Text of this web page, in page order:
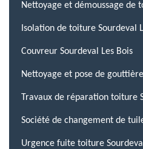
Nettoyage et démoussage de
Isolation de toiture Sourdeval
Couvreur Sourdeval Les Bois
Nettoyage et pose de
Travaux de réparation toiture
Société de changement de
Urgence fuite toiture